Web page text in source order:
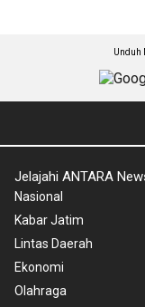
Unduh
Jelajahi ANTARA
Nasional
Kabar Jatim
Lintas Daerah
Ekonomi
Olahraga